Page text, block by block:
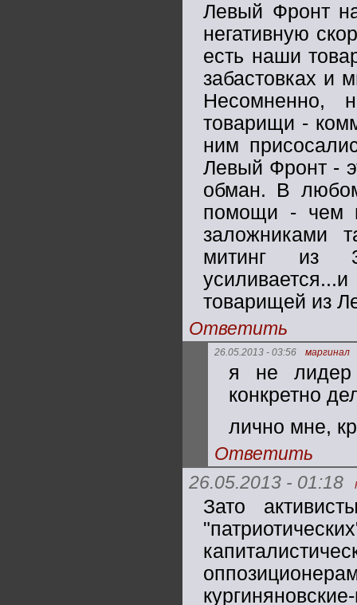
Левый Фронт
негативную
есть наши
забастовках и
Несомненно,
товарищи -
ним
Левый Фронт -
обман. В
помощи - чем
заложниками
митинг из
товарищей из
Ответить
26.05.2013 - 03:56 маргинал
я не лидер
конкретно
лично мне,
Ответить
26.05.2013 - 01:18
Зато